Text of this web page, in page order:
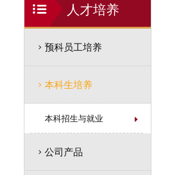
人才培养
预科员工培养
本科生培养
本科招生与就业
公司产品